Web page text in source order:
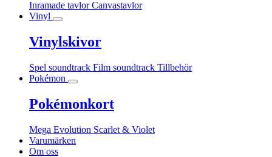
Inramade tavlorCanvastavlor
Vinyl
Vinylskivor
Spel soundtrack Film soundtrack Tillbehör
Pokémon
Pokémonkort
Mega Evolution Scarlet & Violet
Varumärken
Om oss